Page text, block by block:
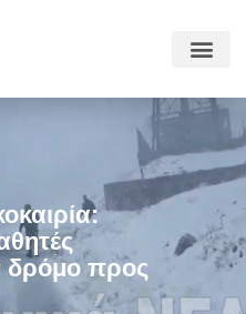
δρόμο προς